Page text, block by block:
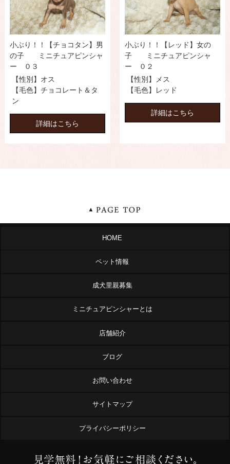
小ぶり！！【チョコタン】男
の子 ミニチュアピンシャ
ー ０３
【性別】オス
【毛色】チョコレート＆タ
ン
詳細はこちら
小ぶり！！【レッド】女の
子 ミニチュアピンシャ
ー ０２
【性別】メス
【毛色】レッド
詳細はこちら
HOME
ペット情報
成犬里親募集
ミニチュアピンシャーとは
店舗紹介
ブログ
お問い合わせ
サイトマップ
プライバシーポリシー